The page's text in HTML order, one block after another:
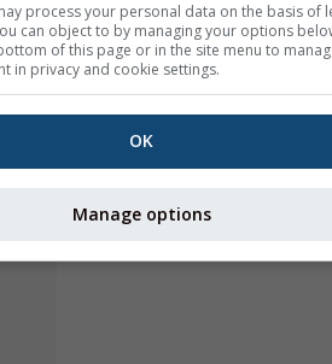
process your personal data on the basis of
can object to by managing your options
of this page or in the site menu to
in privacy and cookie settings.
OK
Manage options